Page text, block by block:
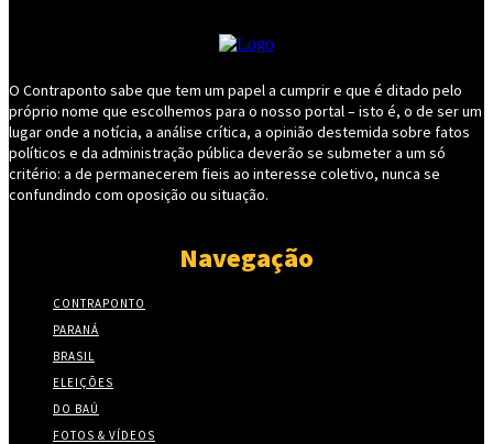
O Contraponto sabe que tem um papel a cumprir e que é ditado pelo
próprio nome que escolhemos para o nosso portal – isto é, o de ser um
lugar onde a notícia, a análise crítica, a opinião destemida sobre fatos
políticos e da administração pública deverão se submeter a um só
critério: a de permanecerem fieis ao interesse coletivo, nunca se
confundindo com oposição ou situação.
Navegação
CONTRAPONTO
PARANÁ
BRASIL
ELEIÇÕES
DO BAÚ
FOTOS & VÍDEOS